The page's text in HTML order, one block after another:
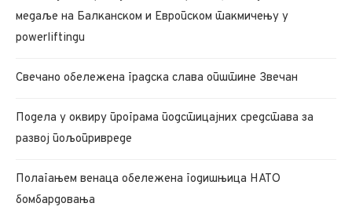
медаље на Балканском и Европском такмичењу у
powerliftingu
Свечано обележена градска слава општине Звечан
Подела у оквиру програма подстицајних средстава за
развој пољопривреде
Полагањем венаца обележена годишњица НАТО
бомбардовања